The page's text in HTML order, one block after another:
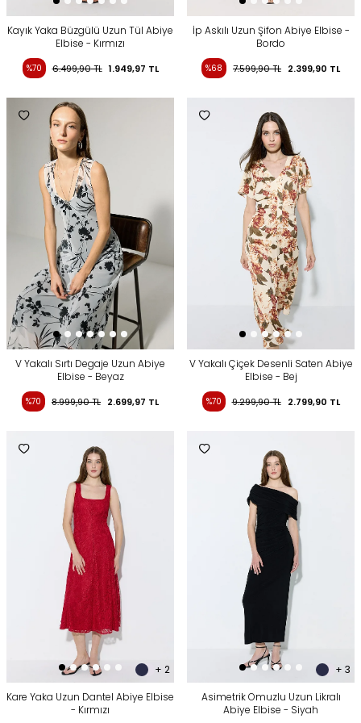
Kayık Yaka Büzgülü Uzun Tül Abiye
Elbise - Kırmızı
%70 6.499,90TL 1.949,97 TL
İp Askılı Uzun Şifon Abiye Elbise -
Bordo
%68 7.599,90TL 2.399,90 TL
V Yakalı Sırtı Degaje Uzun Abiye
Elbise - Beyaz
%70 8.999,90TL 2.699,97 TL
V Yakalı Çiçek Desenli Saten Abiye
Elbise - Bej
%70 9.299,90TL 2.799,90 TL
+ 2
Kare Yaka Uzun Dantel Abiye Elbise
- Kırmızı
+ 3
Asimetrik Omuzlu Uzun Likralı
Abiye Elbise - Siyah